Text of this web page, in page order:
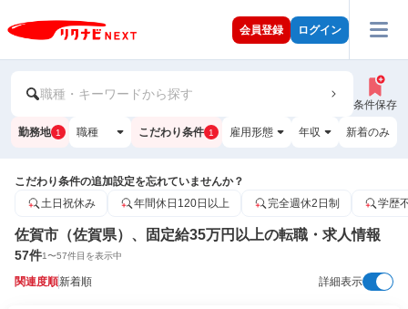
会員登録 ログイン
職種・キーワードから探す
条件保存
勤務地 1 職種 こだわり条件 1 雇用形態 年収 新着のみ
こだわり条件の追加設定を忘れていませんか？
土日祝休み
年間休日120日以上 完全週休2日制 学歴
佐賀市（佐賀県）、固定給35万円以上の転職・求人情報
57件1〜57件目を表示中
関連度順新着順 詳細表示